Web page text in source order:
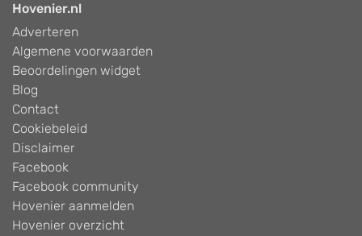
Hovenier.nl
Adverteren
Algemene voorwaarden
Beoordelingen widget
Blog
Contact
Cookiebeleid
Disclaimer
Facebook
Facebook community
Hovenier aanmelden
Hovenier overzicht